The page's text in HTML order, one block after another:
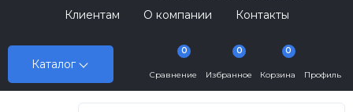
Каталог
Клиентам
О компании Контакты
Сравнение
0
Избранное
0
Корзина
0
Профиль